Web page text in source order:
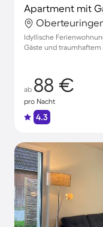
Apartment mit
Idyllische
Gäste und traumhaftem
ab 88 €
pro Nacht
4.3